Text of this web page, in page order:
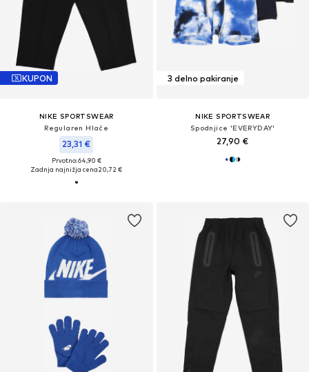
KUPON
NIKE SPORTSWEAR
Regularen Hlače
23,31 €
Prvotno: 64,90 €
Zadnja najnižja cena20,72 €
3 delno pakiranje
NIKE SPORTSWEAR
Spodnjice 'EVERYDAY'
27,90 €